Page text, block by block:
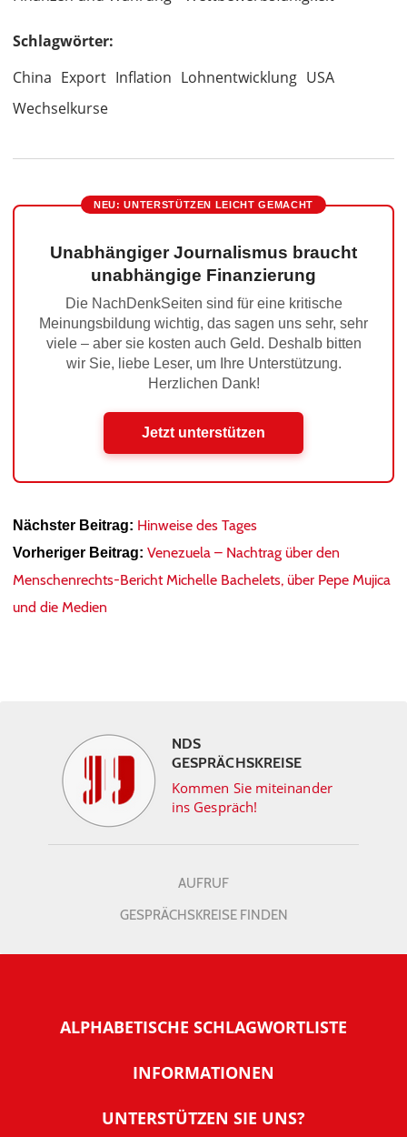
Schlagwörter:
China Export Inflation Lohnentwicklung USA
Wechselkurse
NEU: UNTERSTÜTZEN LEICHT GEMACHT
Unabhängiger Journalismus braucht
unabhängige Finanzierung
Die NachDenkSeiten sind für eine kritische
Meinungsbildung wichtig, das sagen uns sehr, sehr
viele – aber sie kosten auch Geld. Deshalb bitten
wir Sie, liebe Leser, um Ihre Unterstützung.
Herzlichen Dank!
Jetzt unterstützen
Nächster Beitrag: Hinweise des Tages
Vorheriger Beitrag: Venezuela – Nachtrag über den
Menschenrechts-Bericht Michelle Bachelets, über Pepe Mujica
und die Medien
NDS
GESPRÄCHSKREISE
Kommen Sie miteinander
ins Gespräch!
AUFRUF
GESPRÄCHSKREISE FINDEN
ALPHABETISCHE SCHLAGWORTLISTE
INFORMATIONEN
Warum NachDenkSeiten
UNTERSTÜTZEN SIE UNS?